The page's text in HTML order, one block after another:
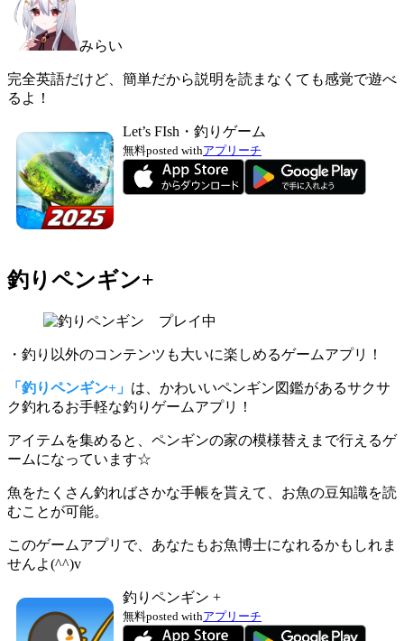
みらい
完全英語だけど、簡単だから説明を読まなくても感覚で遊べ
るよ！
Let’s FIsh・釣りゲーム
無料posted withアプリーチ
釣りペンギン+
・釣り以外のコンテンツも大いに楽しめるゲームアプリ！
「釣りペンギン+」 は、かわいいペンギン図鑑があるサクサ
ク釣れるお手軽な釣りゲームアプリ！
アイテムを集めると、 ペンギンの家の模様替えまで行えるゲ
ームになっています☆
魚をたくさん釣ればさかな手帳を貰えて、 お魚の豆知識を読
むことが可能。
このゲームアプリで、あなたもお魚博士になれるかもしれま
せんよ(^^)v
釣りペンギン +
無料posted withアプリーチ